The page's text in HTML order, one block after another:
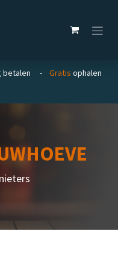
betalen - Gratis ophalen